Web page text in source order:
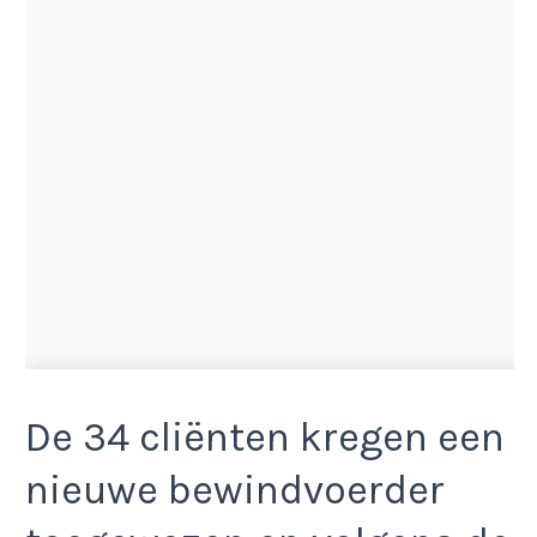
De 34 cliënten kregen een
nieuwe bewindvoerder